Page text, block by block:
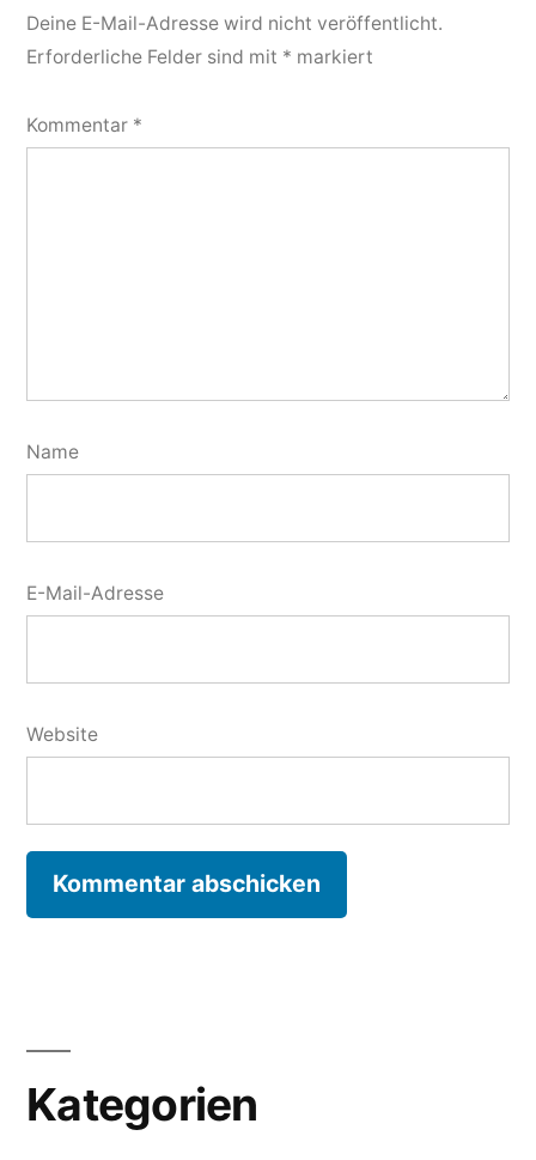
Deine E-Mail-Adresse wird nicht veröffentlicht.
Erforderliche Felder sind mit * markiert
Kommentar *
Name
E-Mail-Adresse
Website
Kategorien